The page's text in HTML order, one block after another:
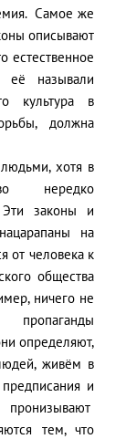
Самое же
описывают
естественное
её называли
культура в
должна
хотя в
нередко
законы и
на
от человека к
общества
ничего не
определяют,
живём в
и
пронизывают
тем, что